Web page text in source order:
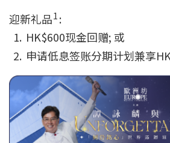
迎新礼品1 :
HK$600现金回赠; 或
申请低息签账分期计划兼享